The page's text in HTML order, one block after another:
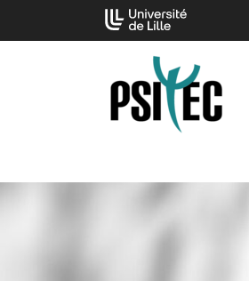
Cookies management panel